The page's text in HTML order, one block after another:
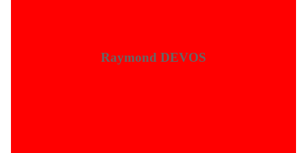
Raymond DEVOS